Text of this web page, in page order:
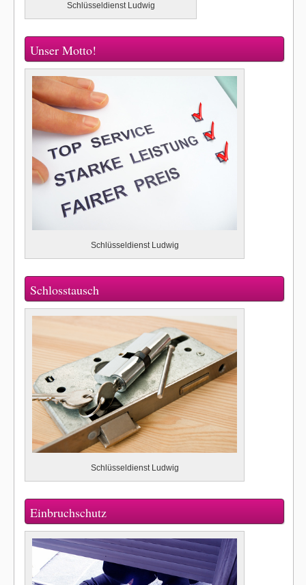
Schlüsseldienst Ludwig
Unser Motto!
Schlüsseldienst Ludwig
Schlosstausch
Schlüsseldienst Ludwig
Einbruchschutz